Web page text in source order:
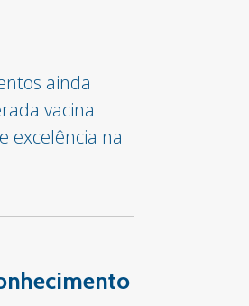
ainda
vacina
excelência na